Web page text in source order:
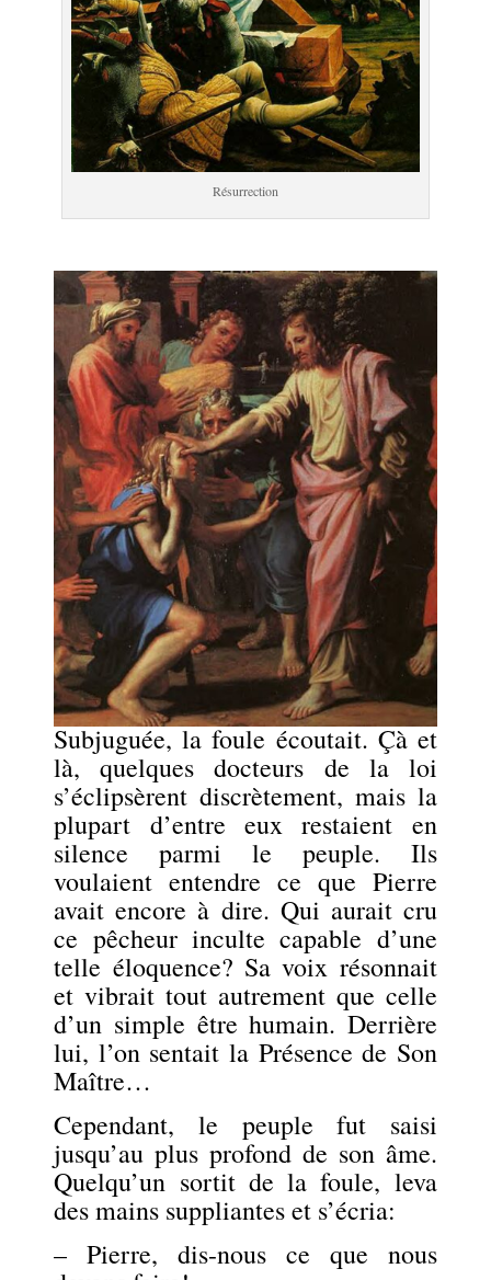
Résurrection
Subjuguée, la foule écoutait. Çà et
là, quelques docteurs de la loi
s’éclipsèrent discrètement, mais la
plupart d’entre eux restaient en
silence parmi le peuple. Ils
voulaient entendre ce que Pierre
avait encore à dire. Qui aurait cru
ce pêcheur inculte capable d’une
telle éloquence? Sa voix résonnait
et vibrait tout autrement que celle
d’un simple être humain. Derrière
lui, l’on sentait la Présence de Son
Maître…
Cependant, le peuple fut saisi
jusqu’au plus profond de son âme.
Quelqu’un sortit de la foule, leva
des mains suppliantes et s’écria:
– Pierre, dis-nous ce que nous